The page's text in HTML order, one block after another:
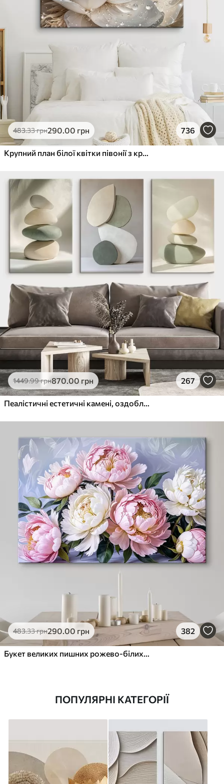
483.33грн290.00 грн 736
Крупний план білої квітки півонії з крапельками води на пелюстках на розмитому фоні
1449.99грн870.00 грн 267
Пеалістичні естетичні камені, оздоблення будинку, природне освітлення
483.33грн290.00 грн 382
Букет великих пишних рожево-білих квітів півонії із зеленим листям на м’якому розмитому фоні
ПОПУЛЯРНІ КАТЕГОРІЇ